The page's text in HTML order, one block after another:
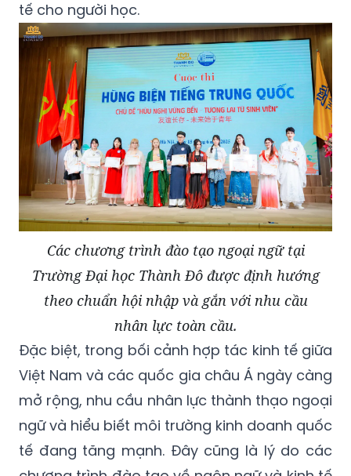
tế cho người học.
Các chương trình đào tạo ngoại ngữ tại
Trường Đại học Thành Đô được định hướng
theo chuẩn hội nhập và gắn với nhu cầu
nhân lực toàn cầu.
Đặc biệt, trong bối cảnh hợp tác kinh tế giữa
Việt Nam và các quốc gia châu Á ngày càng
mở rộng, nhu cầu nhân lực thành thạo ngoại
ngữ và hiểu biết môi trường kinh doanh quốc
tế đang tăng mạnh. Đây cũng là lý do các